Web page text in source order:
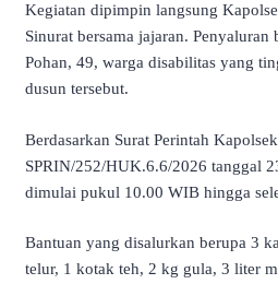
Kegiatan dipimpin langsung
Sinurat bersama jajaran. Penyaluran
Pohan, 49, warga disabilitas yang
dusun tersebut.
Berdasarkan Surat Perintah
SPRIN/252/HUK.6.6/2026 tanggal
dimulai pukul 10.00 WIB hingga
Bantuan yang disalurkan berupa 3
telur, 1 kotak teh, 2 kg gula, 3 liter